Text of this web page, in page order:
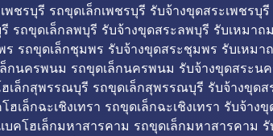
ชรบุรี รถขุดเล็กเพชรบุรี รับจ้างขุดสระเพชรบุ
รถขุดเล็กลพบุรี รับจ้างขุดสระลพบุรี รับเหมาถ
รถขุดเล็กชุมพร รับจ้างขุดสระชุมพร รับเหม
กนครพนม รถขุดเล็กนครพนม รับจ้างขุดสระน
ล็กสุพรรณบุรี รถขุดเล็กสุพรรณบุรี รับจ้างขุด
เล็กฉะเชิงเทรา รถขุดเล็กฉะเชิงเทรา รับจ้าง
คโฮเล็กมหาสารคาม รถขุดเล็กมหาสารคาม